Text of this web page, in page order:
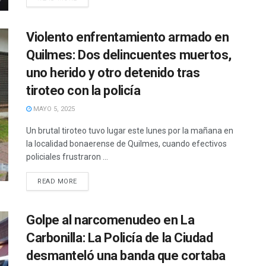
Violento enfrentamiento armado en
Quilmes: Dos delincuentes muertos,
uno herido y otro detenido tras
tiroteo con la policía
MAYO 5, 2025
Un brutal tiroteo tuvo lugar este lunes por la mañana en
la localidad bonaerense de Quilmes, cuando efectivos
policiales frustraron ...
READ MORE
Golpe al narcomenudeo en La
Carbonilla: La Policía de la Ciudad
desmanteló una banda que cortaba